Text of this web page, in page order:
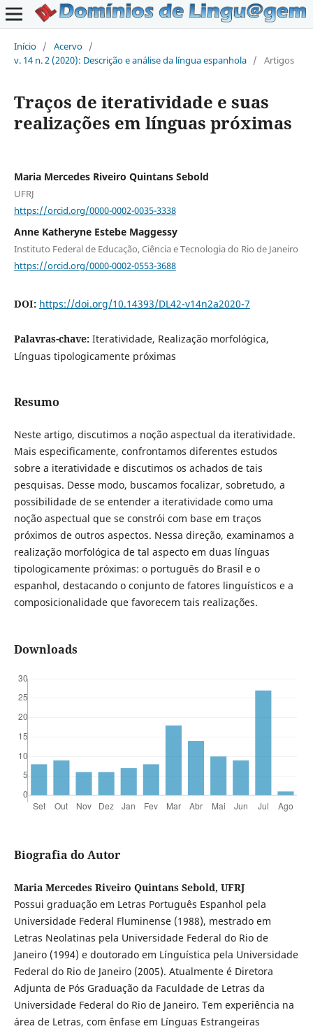
Início / Acervo /
v. 14 n. 2 (2020): Descrição e análise da língua espanhola / Artigos
Traços de iteratividade e suas
realizações em línguas próximas
Maria Mercedes Riveiro Quintans Sebold
UFRJ
https://orcid.org/0000-0002-0035-3338
Anne Katheryne Estebe Maggessy
Instituto Federal de Educação, Ciência e Tecnologia do Rio de Janeiro
https://orcid.org/0000-0002-0553-3688
DOI: https://doi.org/10.14393/DL42-v14n2a2020-7
Palavras-chave: Iteratividade, Realização morfológica,
Línguas tipologicamente próximas
Resumo
Neste artigo, discutimos a noção aspectual da iteratividade.
Mais especificamente, confrontamos diferentes estudos
sobre a iteratividade e discutimos os achados de tais
pesquisas. Desse modo, buscamos focalizar, sobretudo, a
possibilidade de se entender a iteratividade como uma
noção aspectual que se constrói com base em traços
próximos de outros aspectos. Nessa direção, examinamos a
realização morfológica de tal aspecto em duas línguas
tipologicamente próximas: o português do Brasil e o
espanhol, destacando o conjunto de fatores linguísticos e a
composicionalidade que favorecem tais realizações.
Downloads
Biografia do Autor
Maria Mercedes Riveiro Quintans Sebold, UFRJ
Possui graduação em Letras Português Espanhol pela
Universidade Federal Fluminense (1988), mestrado em
Letras Neolatinas pela Universidade Federal do Rio de
Janeiro (1994) e doutorado em Línguística pela Universidade
Federal do Rio de Janeiro (2005). Atualmente é Diretora
Adjunta de Pós Graduação da Faculdade de Letras da
Universidade Federal do Rio de Janeiro. Tem experiência na
área de Letras, com ênfase em Línguas Estrangeiras